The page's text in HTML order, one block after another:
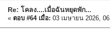
Re: โคลง....เมื่อฉันหยุดพัก...
« ตอบ #64 เมื่อ: 03 เมษายน 2026,